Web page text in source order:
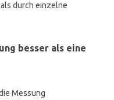
durch einzelne
besser als eine
Messung